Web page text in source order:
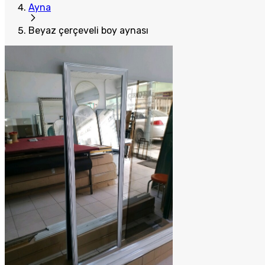
Ayna
Beyaz çerçeveli boy aynası